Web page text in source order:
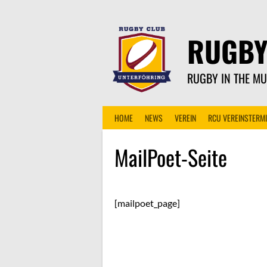
RUGBY IN THE
HOME NEWS VEREIN RCU
MailPoet-Seite
[mailpoet_page]